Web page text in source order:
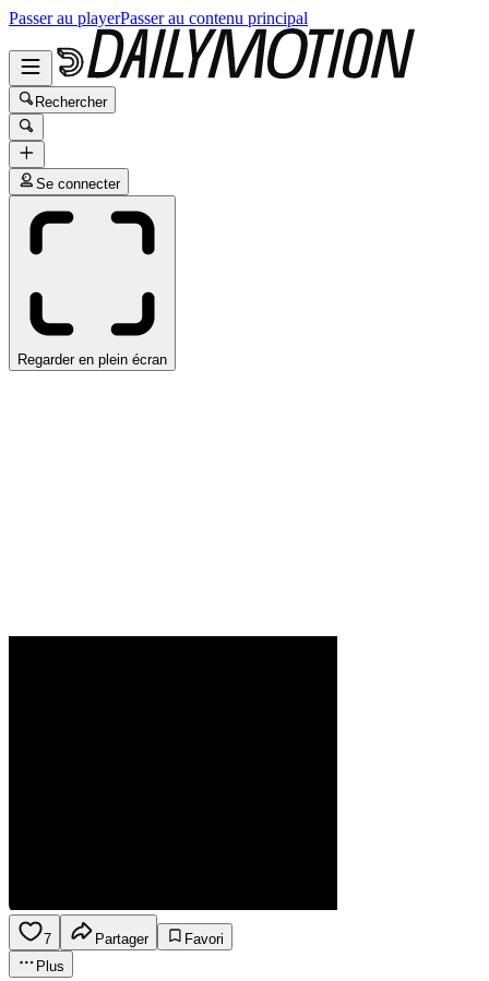
Passer au playerPasser au contenu principal
Rechercher
Se connecter
Regarder en plein écran
7 Partager
Favori
Plus